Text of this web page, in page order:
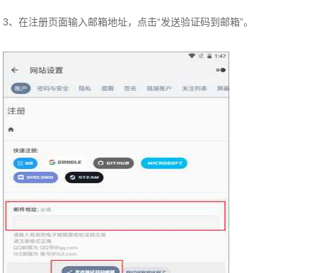
3、在注册页面输入邮箱地址，点击“发送验证码到邮箱”。